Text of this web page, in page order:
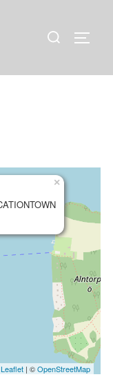
Sök
×
Leaflet | ©OpenStreetMap